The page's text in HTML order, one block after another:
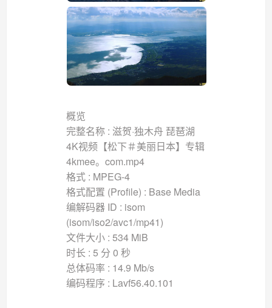
概览
完整名称 : 滋贺·独木舟 琵琶湖
4K视频【松下＃美丽日本】专辑
4kmee。com.mp4
格式 : MPEG-4
格式配置 (Profile) : Base Media
编解码器 ID : isom
(isom/iso2/avc1/mp41)
文件大小 : 534 MiB
时长 : 5 分 0 秒
总体码率 : 14.9 Mb/s
编码程序 : Lavf56.40.101